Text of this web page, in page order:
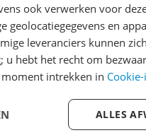
ook verwerken voor
geolocatiegegevens en
leveranciers kunnen
u hebt het recht om
intrekken in
ALLES